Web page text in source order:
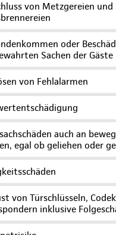
von Metzgereien und
oder
Sachen der Gäste
von Fehlalarmen
auch an
egal ob geliehen oder
von Türschlüsseln,
inklusive